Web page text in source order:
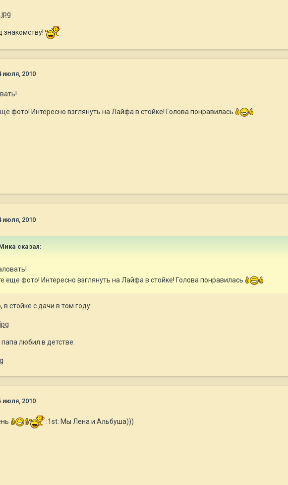
знакомству!
июля, 2010
фото! Интересно взглянуть на Лайфа в стойке! Голова понравилась
июля, 2010
сказал:
еще фото! Интересно взглянуть на Лайфа в стойке! Голова понравилась
в стойке с дачи в том году:
любил в детстве:
июля, 2010
:1st: Мы Лена и Альбуша)))